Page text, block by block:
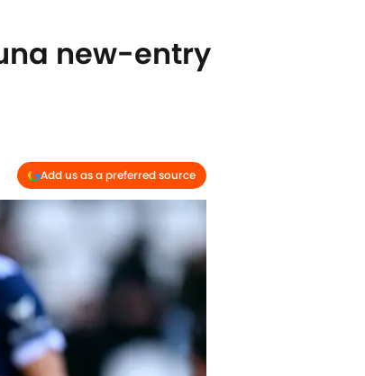
new-entry
Add us as a preferred source